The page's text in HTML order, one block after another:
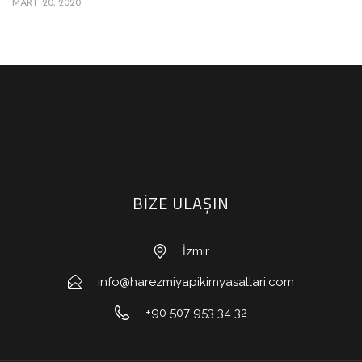
MART 20, 2020
BİZE ULAŞIN
İzmir
info@harezmiyapikimyasallari.com
+90 507 953 34 32